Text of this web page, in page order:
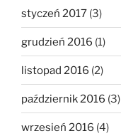
styczeń 2017 (3)
grudzień 2016 (1)
listopad 2016 (2)
październik 2016 (3)
wrzesień 2016 (4)